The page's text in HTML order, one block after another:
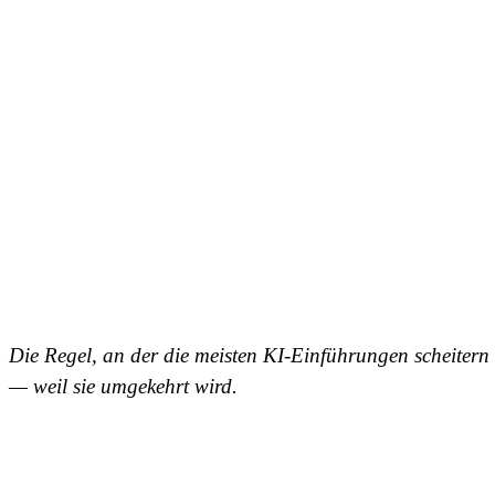
Die Regel, an der die meisten KI-Einführungen scheitern
— weil sie umgekehrt wird.